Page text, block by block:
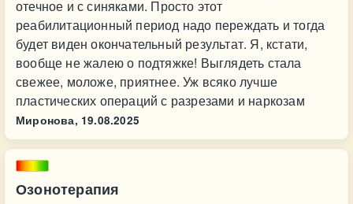
отечное и с синяками. Просто этот
реабилитационный период надо переждать и тогда
будет виден окончательный результат. Я, кстати,
вообще не жалею о подтяжке! Выглядеть стала
свежее, моложе, приятнее. Уж всяко лучше
пластических операций с разрезами и наркозам
Миронова, 19.08.2025
Озонотерапия